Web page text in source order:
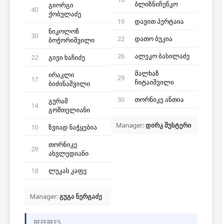
40
გიორგი
ქობულაძე
30
ნიკოლოზ
ბოჭორიშვილი
22
გივი ხაჩიძე
17
ირაკლი
ბიძინაშვილი
14
გურამ
გოშთელიანი
10
ზვიად ნაჭყებია
29
თორნიკე
ახვლედიანი
18
ლუკას კაფე
Manager:გუგა ნერგაძე
ბლიზნიჩენკო
19
დავით პერტაია
22
დათო ბუკია
26
ალეკო ბასილაძე
29
მალხაზ
ჩიტაიშვილი
30
თორნიკე ანთია
Manager:დირკ შუსტერი
REFEREES